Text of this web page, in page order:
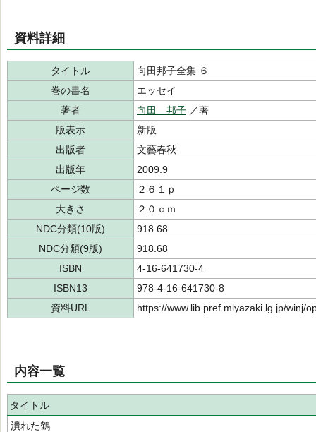
資料詳細
タイトル
向田邦子全集 ６
巻の書名
エッセイ
著者
向田 邦子 ／著
版表示
新版
出版者
文藝春秋
出版年
2009.9
ページ数
２６１ｐ
大きさ
２０ｃｍ
NDC分類(10版)
918.68
NDC分類(9版)
918.68
ISBN
4-16-641730-4
ISBN13
978-4-16-641730-8
資料URL
https://www.lib.pref.miyazaki.lg.jp/winj/
内容一覧
タイトル
潰れた鶴